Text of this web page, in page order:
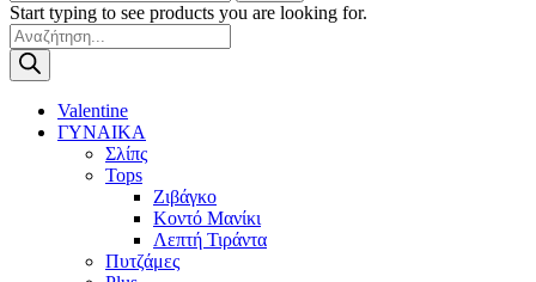
Start typing to see products you are looking for.
Products
search
Valentine
ΓΥΝΑΙΚΑ
Σλίπς
Tops
Ζιβάγκο
Κοντό Μανίκι
Λεπτή Τιράντα
Πυτζάμες